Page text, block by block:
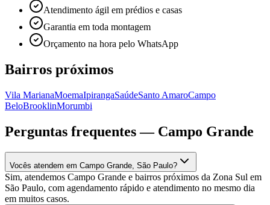
Atendimento ágil em prédios e casas
Garantia em toda montagem
Orçamento na hora pelo WhatsApp
Bairros próximos
Vila MarianaMoemaIpirangaSaúdeSanto AmaroCampo
BeloBrooklinMorumbi
Perguntas frequentes — Campo Grande
Vocês atendem em Campo Grande, São Paulo?
Sim, atendemos Campo Grande e bairros próximos da Zona Sul em
São Paulo, com agendamento rápido e atendimento no mesmo dia
em muitos casos.